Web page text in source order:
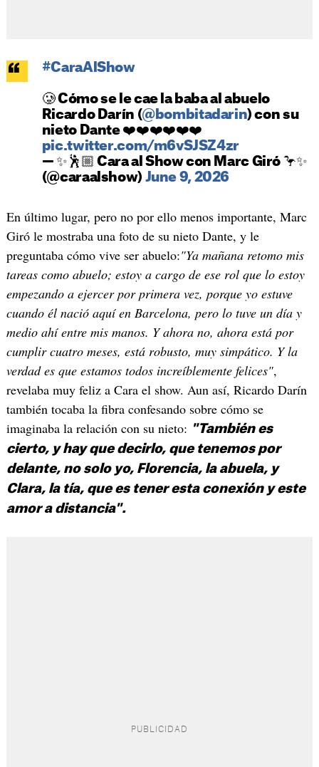
#CaraAlShow
🥲 Cómo se le cae la baba al abuelo
Ricardo Darín (@bombitadarin) con su
nieto Dante ❤️❤️❤️❤️❤️❤️
pic.twitter.com/m6vSJSZ4zr
— ✨🕺🏼 Cara al Show con Marc Giró 🦩✨
(@caraalshow) June 9, 2026
En último lugar, pero no por ello menos importante, Marc
Giró le mostraba una foto de su nieto Dante, y le
preguntaba cómo vive ser abuelo:"Ya mañana retomo mis
tareas como abuelo; estoy a cargo de ese rol que lo estoy
empezando a ejercer por primera vez, porque yo estuve
cuando él nació aquí en Barcelona, pero lo tuve un día y
medio ahí entre mis manos. Y ahora no, ahora está por
cumplir cuatro meses, está robusto, muy simpático. Y la
verdad es que estamos todos increíblemente felices",
revelaba muy feliz a Cara el show. Aun así, Ricardo Darín
también tocaba la fibra confesando sobre cómo se
imaginaba la relación con su nieto: "También es
cierto, y hay que decirlo, que tenemos por
delante, no solo yo, Florencia, la abuela, y
Clara, la tía, que es tener esta conexión y este
amor a distancia".